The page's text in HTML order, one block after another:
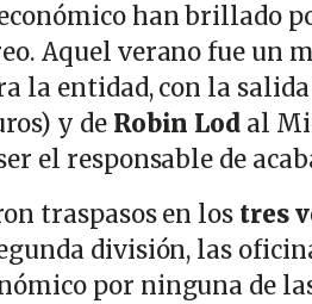
han brillado
Aquel verano fue un
la entidad, con la
y deRobin Lod al
el responsable de
traspasos en los tres
división, las
por ninguna de